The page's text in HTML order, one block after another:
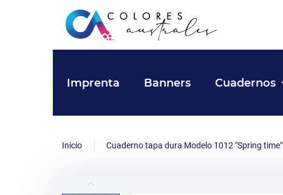
Imprenta Banners Cuadernos
Inicio Cuaderno tapa dura Modelo 1012 "Spring time"